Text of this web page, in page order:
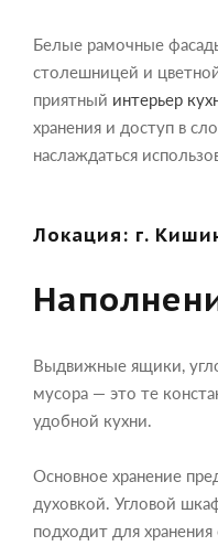
Белые рамочные
столешницей и
приятный интерьер
хранения и доступ в
наслаждаться
Локация: г.
Выдвижные ящики,
мусора — это те
удобной кухни.
Основное хранение
духовкой. Угловой
подходит для